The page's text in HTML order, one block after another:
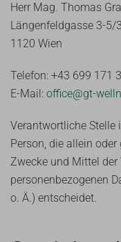
Herr Mag. Thomas
Längenfeldgasse 3-5/
1120 Wien
Telefon: +43 699 171
E-Mail: office@gt-
Verantwortliche Stelle
Person, die allein
Zwecke und Mittel der
personenbezogenen
o. Ä.) entscheidet.